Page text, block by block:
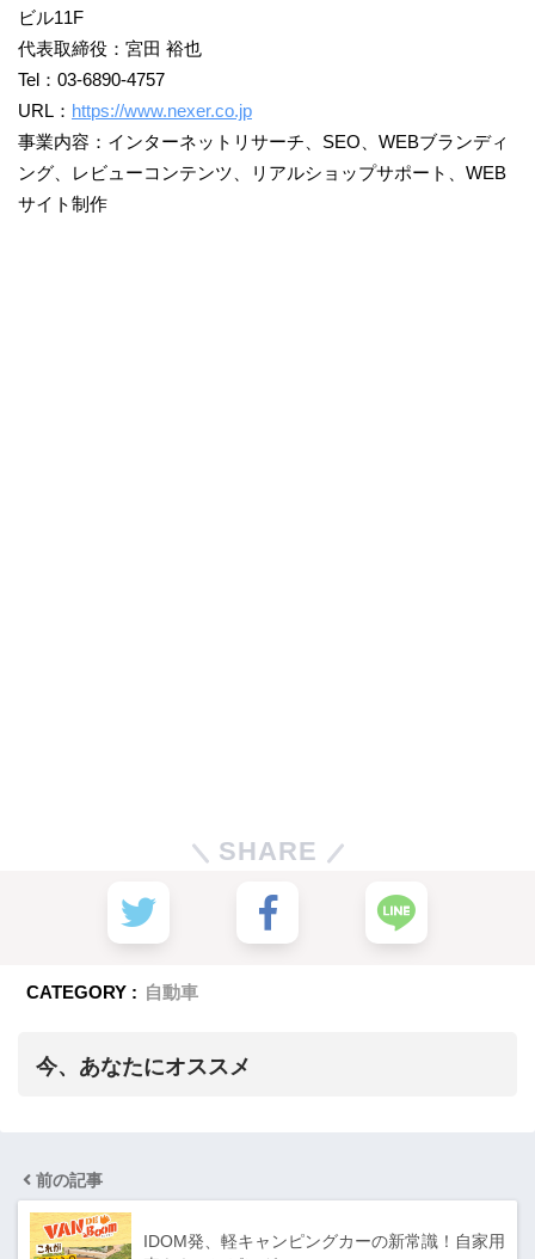
ビル11F
代表取締役：宮田 裕也
Tel：03-6890-4757
URL： https://www.nexer.co.jp
事業内容：インターネットリサーチ、SEO、WEBブランディ
ング、レビューコンテンツ、リアルショップサポート、WEB
サイト制作
SHARE
CATEGORY : 自動車
今、あなたにオススメ
前の記事
IDOM発、軽キャンピングカーの新常識！自家用